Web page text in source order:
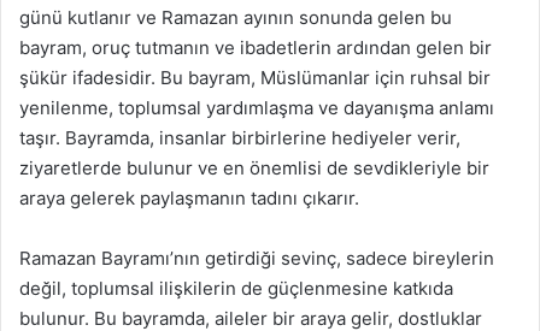
günü kutlanır ve Ramazan ayının sonunda gelen bu
bayram, oruç tutmanın ve ibadetlerin ardından gelen bir
şükür ifadesidir. Bu bayram, Müslümanlar için ruhsal bir
yenilenme, toplumsal yardımlaşma ve dayanışma anlamı
taşır. Bayramda, insanlar birbirlerine hediyeler verir,
ziyaretlerde bulunur ve en önemlisi de sevdikleriyle bir
araya gelerek paylaşmanın tadını çıkarır.
Ramazan Bayramı’nın getirdiği sevinç, sadece bireylerin
değil, toplumsal ilişkilerin de güçlenmesine katkıda
bulunur. Bu bayramda, aileler bir araya gelir, dostluklar